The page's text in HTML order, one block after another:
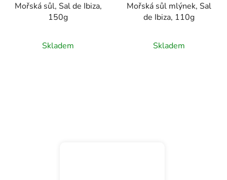
Mořská sůl, Sal de Ibiza,
150g
Skladem
Mořská sůl mlýnek, Sal
de Ibiza, 110g
Skladem